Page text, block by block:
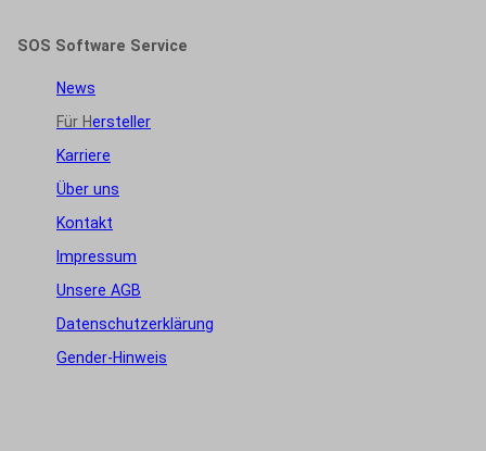
SOS Software Service
News
Für Hersteller
Karriere
Über uns
Kontakt
Impressum
Unsere AGB
Datenschutzerklärung
Gender-Hinweis